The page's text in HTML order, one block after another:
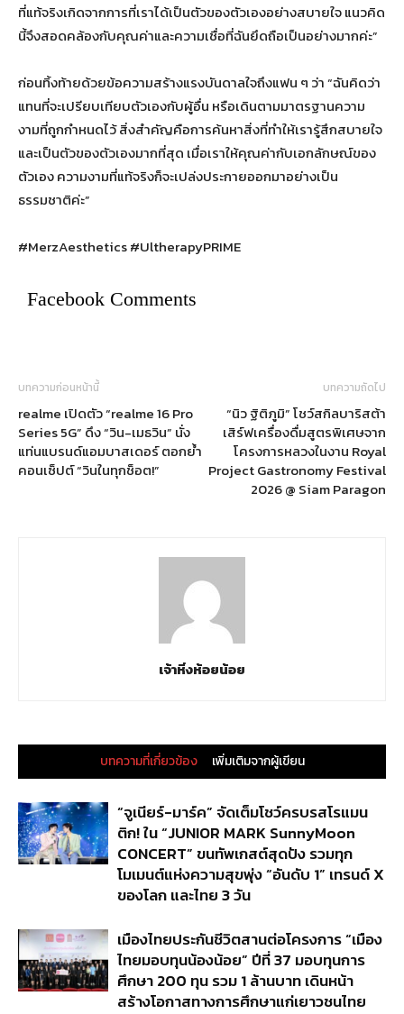
ที่แท้จริงเกิดจากการที่เราได้เป็นตัวของตัวเองอย่างสบายใจ แนวคิด
นี้จึงสอดคล้องกับคุณค่าและความเชื่อที่ฉันยึดถือเป็นอย่างมากค่ะ”
ก่อนทิ้งท้ายด้วยข้อความสร้างแรงบันดาลใจถึงแฟน ๆ ว่า “ฉันคิดว่า
แทนที่จะเปรียบเทียบตัวเองกับผู้อื่น หรือเดินตามมาตรฐานความ
งามที่ถูกกำหนดไว้ สิ่งสำคัญคือการค้นหาสิ่งที่ทำให้เรารู้สึกสบายใจ
และเป็นตัวของตัวเองมากที่สุด เมื่อเราให้คุณค่ากับเอกลักษณ์ของ
ตัวเอง ความงามที่แท้จริงก็จะเปล่งประกายออกมาอย่างเป็น
ธรรมชาติค่ะ”
#MerzAesthetics #UltherapyPRIME
Facebook Comments
บทความก่อนหน้านี้
realme เปิดตัว “realme 16 Pro
Series 5G” ดึง “วิน-เมธวิน” นั่ง
แท่นแบรนด์แอมบาสเดอร์ ตอกย้ำ
คอนเซ็ปต์ “วินในทุกช็อต!”
บทความถัดไป
“นิว ฐิติภูมิ” โชว์สกิลบาริสต้า
เสิร์ฟเครื่องดื่มสูตรพิเศษจาก
โครงการหลวงในงาน Royal
Project Gastronomy Festival
2026 @ Siam Paragon
เจ้าหิ่งห้อยน้อย
บทความที่เกี่ยวข้อง เพิ่มเติมจากผู้เขียน
“จูเนียร์-มาร์ค” จัดเต็มโชว์ครบรสโรแมน
ติก! ใน “JUNIOR MARK SunnyMoon
CONCERT” ขนทัพเกสต์สุดปัง รวมทุก
โมเมนต์แห่งความสุขพุ่ง “อันดับ 1” เทรนด์ X
ของโลก และไทย 3 วัน
เมืองไทยประกันชีวิตสานต่อโครงการ “เมือง
ไทยมอบทุนน้องน้อย” ปีที่ 37 มอบทุนการ
ศึกษา 200 ทุน รวม 1 ล้านบาท เดินหน้า
สร้างโอกาสทางการศึกษาแก่เยาวชนไทย